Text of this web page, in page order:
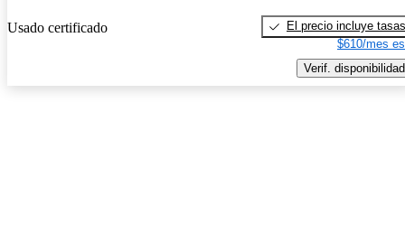
Usado certificado
El precio incluye tasas
$610/mes
Verif. disponibilidad